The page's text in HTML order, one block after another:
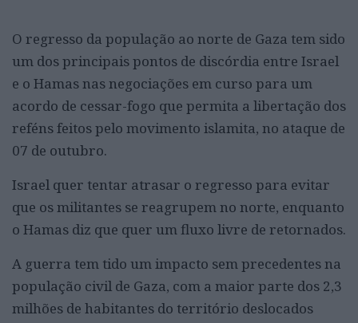
O regresso da população ao norte de Gaza tem sido
um dos principais pontos de discórdia entre Israel
e o Hamas nas negociações em curso para um
acordo de cessar-fogo que permita a libertação dos
reféns feitos pelo movimento islamita, no ataque de
07 de outubro.
Israel quer tentar atrasar o regresso para evitar
que os militantes se reagrupem no norte, enquanto
o Hamas diz que quer um fluxo livre de retornados.
A guerra tem tido um impacto sem precedentes na
população civil de Gaza, com a maior parte dos 2,3
milhões de habitantes do território deslocados